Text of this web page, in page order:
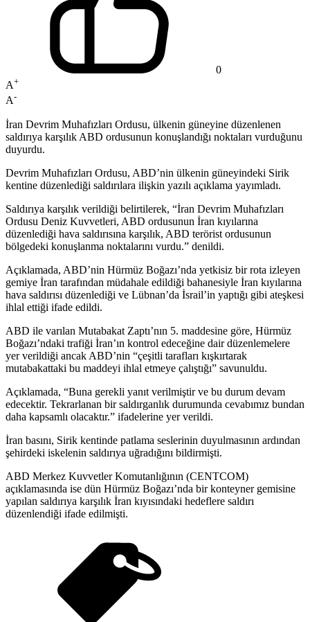
0
A+
A-
İran Devrim Muhafızları Ordusu, ülkenin güneyine düzenlenen
saldırıya karşılık ABD ordusunun konuşlandığı noktaları vurduğunu
duyurdu.
Devrim Muhafızları Ordusu, ABD’nin ülkenin güneyindeki Sirik
kentine düzenlediği saldırılara ilişkin yazılı açıklama yayımladı.
Saldırıya karşılık verildiği belirtilerek, “İran Devrim Muhafızları
Ordusu Deniz Kuvvetleri, ABD ordusunun İran kıyılarına
düzenlediği hava saldırısına karşılık, ABD terörist ordusunun
bölgedeki konuşlanma noktalarını vurdu.” denildi.
Açıklamada, ABD’nin Hürmüz Boğazı’nda yetkisiz bir rota izleyen
gemiye İran tarafından müdahale edildiği bahanesiyle İran kıyılarına
hava saldırısı düzenlediği ve Lübnan’da İsrail’in yaptığı gibi ateşkesi
ihlal ettiği ifade edildi.
ABD ile varılan Mutabakat Zaptı’nın 5. maddesine göre, Hürmüz
Boğazı’ndaki trafiği İran’ın kontrol edeceğine dair düzenlemelere
yer verildiği ancak ABD’nin “çeşitli tarafları kışkırtarak
mutabakattaki bu maddeyi ihlal etmeye çalıştığı” savunuldu.
Açıklamada, “Buna gerekli yanıt verilmiştir ve bu durum devam
edecektir. Tekrarlanan bir saldırganlık durumunda cevabımız bundan
daha kapsamlı olacaktır.” ifadelerine yer verildi.
İran basını, Sirik kentinde patlama seslerinin duyulmasının ardından
şehirdeki iskelenin saldırıya uğradığını bildirmişti.
ABD Merkez Kuvvetler Komutanlığının (CENTCOM)
açıklamasında ise dün Hürmüz Boğazı’nda bir konteyner gemisine
yapılan saldırıya karşılık İran kıyısındaki hedeflere saldırı
düzenlendiği ifade edilmişti.